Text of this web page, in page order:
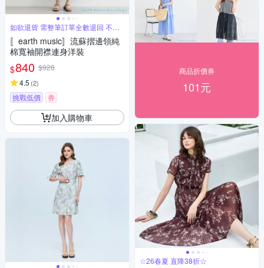
如欲退貨 需整筆訂單全數退回 不能
單退
〚earth music〛流蘇摺邊領純
棉寬袖開襟連身洋裝
$840 $928
4.5 (2)
挑戰低價 券
加入購物車
商品折價券
101元
☆26春夏 直降38折☆